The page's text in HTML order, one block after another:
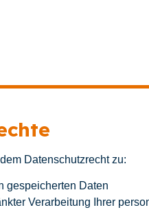
Datenschutzrecht zu:
gespeicherten Daten
Verarbeitung Ihrer